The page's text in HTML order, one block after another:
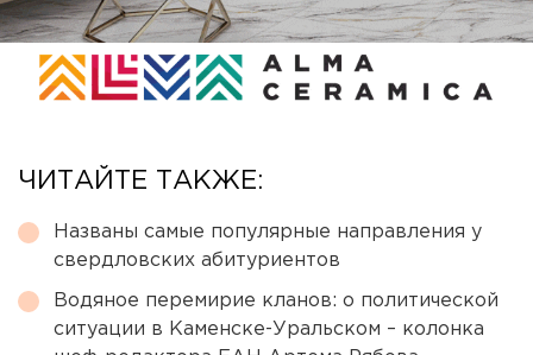
ЧИТАЙТЕ ТАКЖЕ:
Названы самые популярные направления у
свердловских абитуриентов
Водяное перемирие кланов: о политической
ситуации в Каменске-Уральском – колонка